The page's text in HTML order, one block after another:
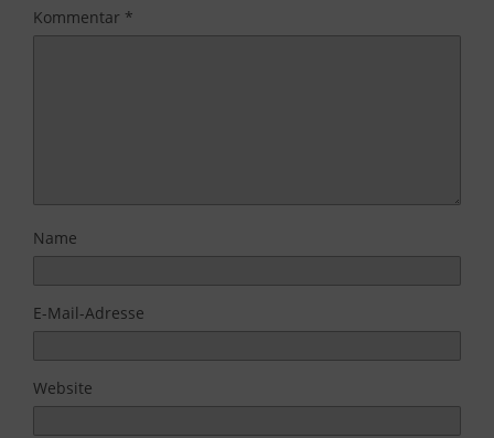
Kommentar *
Name
E-Mail-Adresse
Website